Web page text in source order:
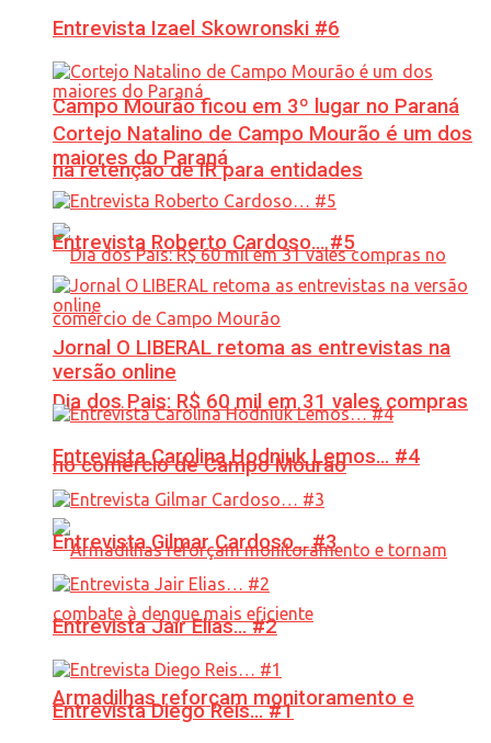
Campo Mourão ficou em 3º lugar no Paraná
na retenção de IR para entidades
Dia dos Pais: R$ 60 mil em 31 vales compras
no comércio de Campo Mourão
Armadilhas reforçam monitoramento e
Entrevista Izael Skowronski #6
Cortejo Natalino de Campo Mourão é um dos
maiores do Paraná
Entrevista Roberto Cardoso… #5
Jornal O LIBERAL retoma as entrevistas na
versão online
Entrevista Carolina Hodniuk Lemos… #4
Entrevista Gilmar Cardoso… #3
Entrevista Jair Elias… #2
Entrevista Diego Reis… #1